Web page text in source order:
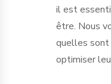
il est
être. Nous
quelles
optimiser